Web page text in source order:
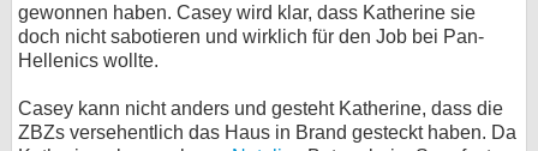
gewonnen haben. Casey wird klar, dass Katherine sie
doch nicht sabotieren und wirklich für den Job bei Pan-
Hellenics wollte.
Casey kann nicht anders und gesteht Katherine, dass die
ZBZs versehentlich das Haus in Brand gesteckt haben. Da